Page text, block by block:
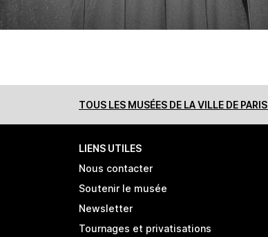
TOUS LES MUSÉES DE LA VILLE DE PARIS
LIENS UTILES
Nous contacter
Soutenir le musée
Newsletter
Tournages et privatisations